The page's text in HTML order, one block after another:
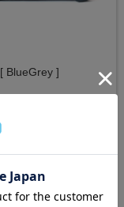
[ BlueGrey ]